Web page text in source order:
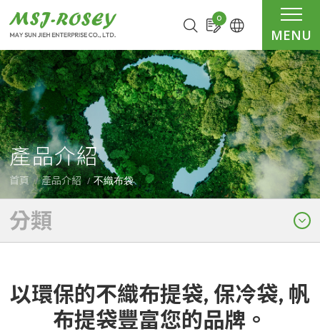
MENU
0
產品介紹
首頁 產品介紹 不織布袋
分類
以環保的不織布提袋, 保冷袋, 帆
布提袋豐富您的品牌。
Cookie管理面板